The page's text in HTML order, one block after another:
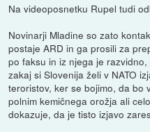
Na videoposnetku Rupel tudi
Novinarji Mladine so zato
postaje ARD in ga prosili za
po faksu in iz njega je
zakaj si Slovenija želi v NATO
teroristov, ker se bojimo, da bo
polnim kemičnega orožja ali
dokazuje, da je tisto izjavo